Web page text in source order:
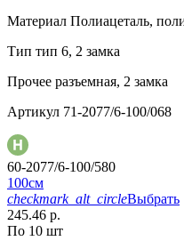
Материал Полиацеталь,
Тип тип 6, 2 замка
Прочее разъемная, 2 замка
Артикул 71-2077/6-100/068
60-2077/6-100/580
100см
checkmark_alt_circleВыбрать
245.46 р.
По 10 шт